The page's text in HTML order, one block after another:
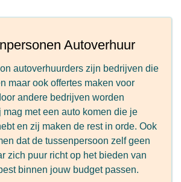
Autoverhuur
autoverhuurders zijn bedrijven die
maar ook offertes maken voor
andere bedrijven worden
met een auto komen die je
en zij maken de rest in orde. Ook
dat de tussenpersoon zelf geen
zich puur richt op het bieden van
binnen jouw budget passen.